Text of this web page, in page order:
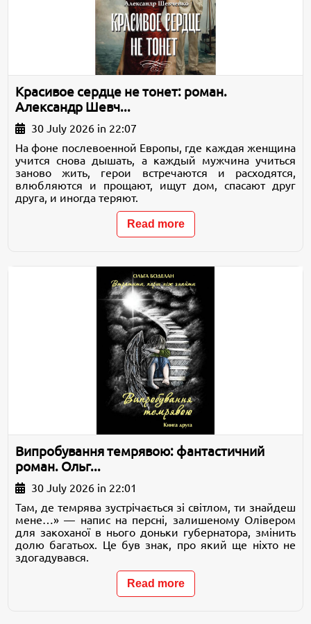
Красивое сердце не тонет: роман.
Александр Шевч...
30 July 2026 in 22:07
На фоне послевоенной Европы, где каждая женщина
учится снова дышать, а каждый мужчина учиться
заново жить, герои встречаются и расходятся,
влюбляются и прощают, ищут дом, спасают друг
друга, и иногда теряют.
Read more
Випробування темрявою: фантастичний
роман. Ольг...
30 July 2026 in 22:01
Там, де темрява зустрічається зі світлом, ти знайдеш
мене…» — напис на персні, залишеному Олівером
для закоханої в нього доньки губернатора, змінить
долю багатьох. Це був знак, про який ще ніхто не
здогадувався.
Read more